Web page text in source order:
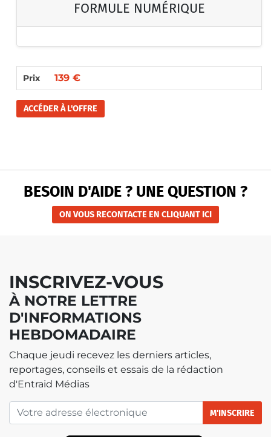
FORMULE NUMÉRIQUE
Prix 139 €
ACCÉDER À L'OFFRE
BESOIN D'AIDE ? UNE QUESTION ?
ON VOUS RECONTACTE EN CLIQUANT ICI
INSCRIVEZ-VOUS
À NOTRE LETTRE
D'INFORMATIONS
HEBDOMADAIRE
Chaque jeudi recevez les derniers articles,
reportages, conseils et essais de la rédaction
d'Entraid Médias
M'INSCRIRE